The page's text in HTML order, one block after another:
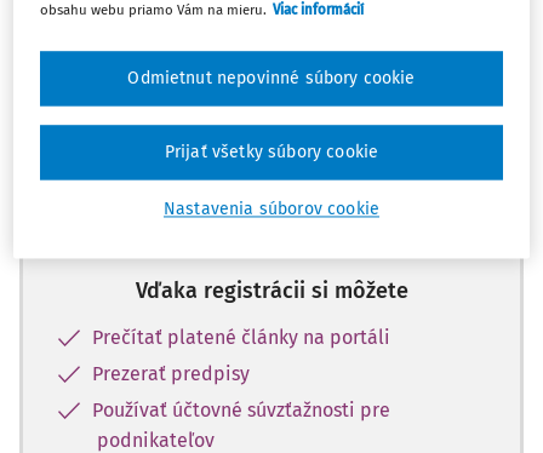
Celý dokument je len pre predplatiteľov.
Zaregistrujte sa a získajte
10 dní.
Vďaka registrácii si môžete
Prečítať platené články na portáli
Prezerať predpisy
Používať účtovné súvzťažnosti pre
podnikateľov
obsahu webu priamo Vám na mieru. Viac informácií
Nastavenia súborov cookie
Odmietnut nepovinné súbory cookie
Prijať všetky súbory cookie